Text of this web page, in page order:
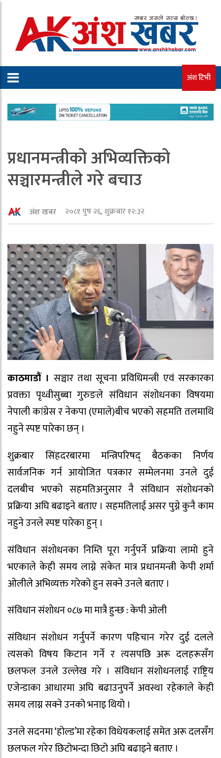
अंश टिभी
प्रधानमन्त्रीको अभिव्यक्तिको
सञ्चारमन्त्रीले गरे बचाउ
अंश खबर २०८१ पुष २६, शुक्रबार १२:३२
काठमाडौं । सञ्चार तथा सूचना प्रविधिमन्त्री एवं सरकारका
प्रवक्ता पृथ्वीसुब्बा गुरुङले संविधान संशोधनका विषयमा
नेपाली कांग्रेस र नेकपा (एमाले)बीच भएको सहमति तलमाथि
नहुने स्पष्ट पारेका छन् ।
शुक्रबार सिंहदरबारमा मन्त्रिपरिषद् बैठकका निर्णय
सार्वजनिक गर्न आयोजित पत्रकार सम्मेलनमा उनले दुई
दलबीच भएको सहमतिअनुसार नै संविधान संशोधनको
प्रक्रिया अघि बढाइने बताए । सहमतिलाई असर पुग्ने कुनै काम
नहुने उनले स्पष्ट पारेका हुन् ।
संविधान संशोधनका निम्ति पूरा गर्नुपर्ने प्रक्रिया लामो हुने
भएकाले केही समय लाग्ने संकेत मात्र प्रधानमन्त्री केपी शर्मा
ओलीले अभिव्यक्त गरेको हुन सक्ने उनले बताए ।
संविधान संशोधन ०८७ मा मात्रै हुन्छ : केपी ओली
संविधान संशोधन गर्नुपर्ने कारण पहिचान गरेर दुई दलले
त्यसको विषय किटान गर्ने र त्यसपछि अरू दलहरूसँग
छलफल उनले उल्लेख गरे । संविधान संशोधनलाई राष्ट्रिय
एजेन्डाका आधारमा अघि बढाउनुपर्ने अवस्था रहेकाले केही
समय लाग्न सक्ने उनको भनाइ थियो ।
उनले सदनमा ‘होल्ड’मा रहेका विधेयकलाई समेत अरू दलसँग
छलफल गरेर छिटोभन्दा छिटो अघि बढाइने बताए ।